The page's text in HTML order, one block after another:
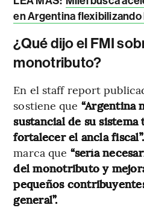
en Argentina flexibilizando
¿Qué dijo el FMI
monotributo?
En el staff report
sostiene que “Argentina
sustancial de su
fortalecer el ancla
marca que “sería
del monotributo y
pequeños
general”.